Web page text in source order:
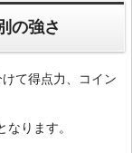
の強さ
て得点力、コイン
ります。